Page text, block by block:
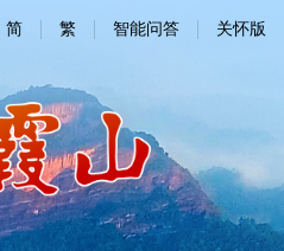
简 繁 智能问答 关怀版